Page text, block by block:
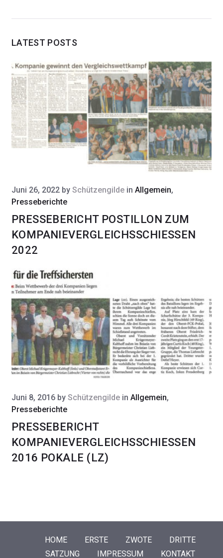
LATEST POSTS
Juni 26, 2022 by Schützengilde in Allgemein,
Presseberichte
PRESSEBERICHT POSTILLON ZUM
KOMPANIEVERGLEICHSSCHIESSEN 2
022
Juni 8, 2016 by Schützengilde in Allgemein,
Presseberichte
PRESSEBERICHT
KOMPANIEVERGLEICHSSCHIESSEN 2
016 POKALE (LZ)
HOME ERSTE ZWOTE
DRITTE
SATZUNG
IMPRESSUM KONTAKT